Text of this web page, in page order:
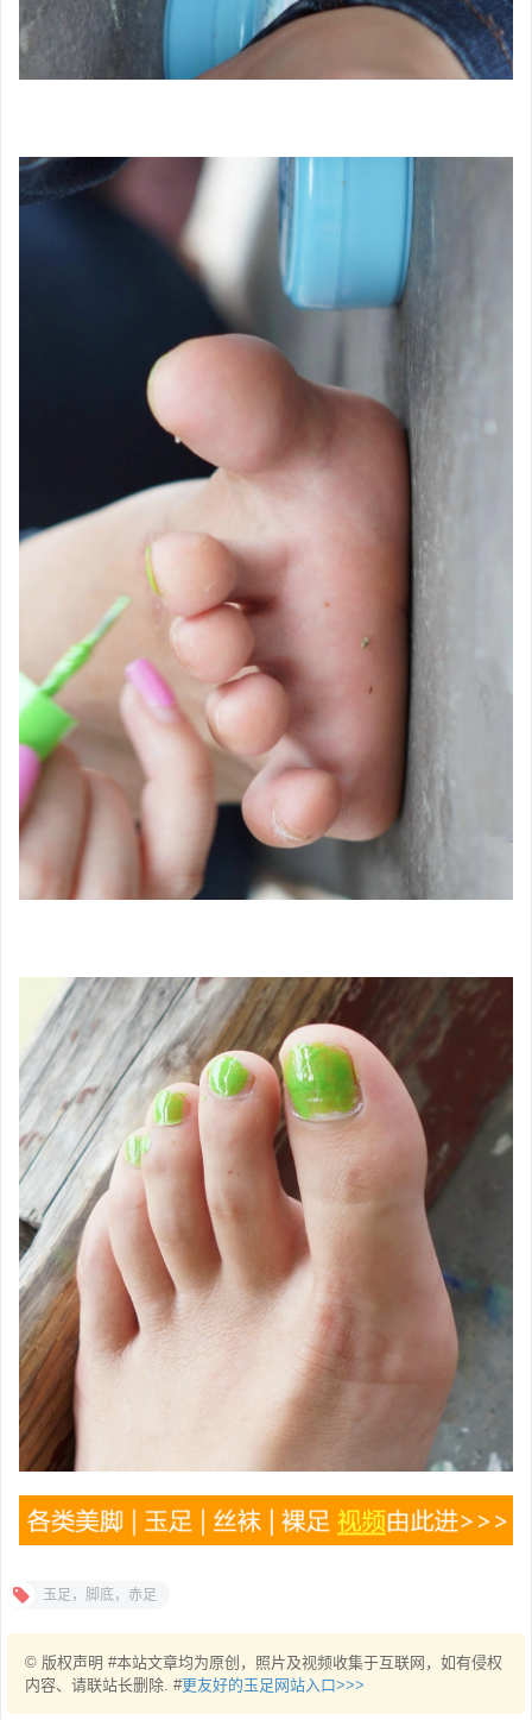
玉足，脚底，赤足
© 版权声明 #本站文章均为原创，照片及视频收集于互联网，如有侵权
内容、请联站长删除. #更友好的玉足网站入口>>>